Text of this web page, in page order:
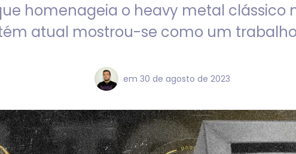
homenageia o heavy metal clássico
atual mostrou-se como um
em 30 de agosto de 2023